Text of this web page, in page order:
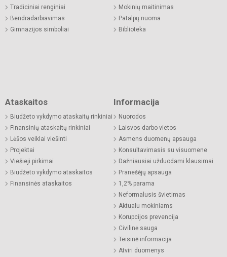
Tradiciniai renginiai
Bendradarbiavimas
Gimnazijos simboliai
Mokinių maitinimas
Patalpų nuoma
Biblioteka
Ataskaitos
Biudžeto vykdymo ataskaitų rinkiniai
Finansinių ataskaitų rinkiniai
Lėšos veiklai viešinti
Projektai
Viešieji pirkimai
Biudžeto vykdymo ataskaitos
Finansinės ataskaitos
Informacija
Nuorodos
Laisvos darbo vietos
Asmens duomenų apsauga
Konsultavimasis su visuomene
Dažniausiai užduodami klausimai
Pranešėjų apsauga
1,2% parama
Neformalusis švietimas
Aktualu mokiniams
Korupcijos prevencija
Civilinė sauga
Teisinė informacija
Atviri duomenys